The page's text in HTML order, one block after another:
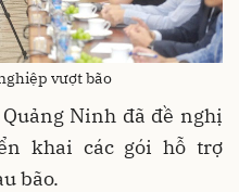
vượt bão
Ninh đã đề nghị
khai các gói hỗ trợ
bão.